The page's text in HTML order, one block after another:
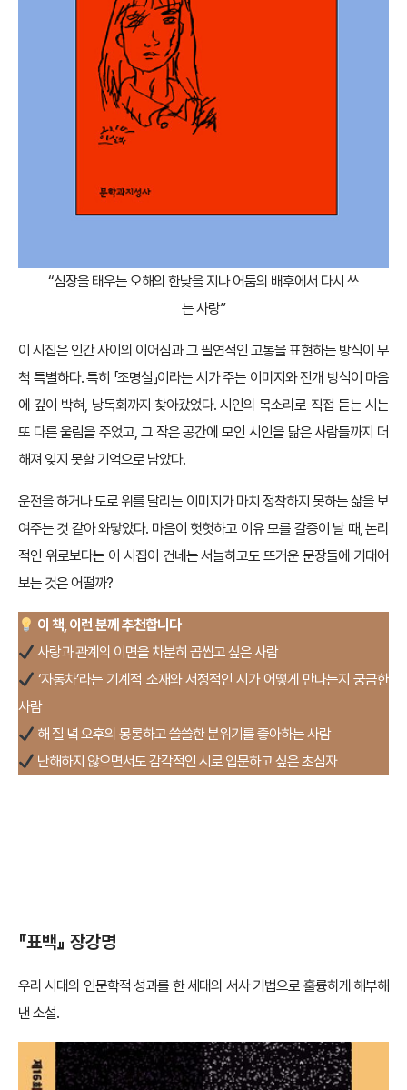
“심장을 태우는 오해의 한낮을 지나 어둠의 배후에서 다시 쓰
는 사랑”
이 시집은 인간 사이의 이어짐과 그 필연적인 고통을 표현하는 방식이 무
척 특별하다. 특히 「조명실」이라는 시가 주는 이미지와 전개 방식이 마음
에 깊이 박혀, 낭독회까지 찾아갔었다. 시인의 목소리로 직접 듣는 시는
또 다른 울림을 주었고, 그 작은 공간에 모인 시인을 닮은 사람들까지 더
해져 잊지 못할 기억으로 남았다.
운전을 하거나 도로 위를 달리는 이미지가 마치 정착하지 못하는 삶을 보
여주는 것 같아 와닿았다. 마음이 헛헛하고 이유 모를 갈증이 날 때, 논리
적인 위로보다는 이 시집이 건네는 서늘하고도 뜨거운 문장들에 기대어
보는 것은 어떨까?
이 책, 이런 분께 추천합니다
사랑과 관계의 이면을 차분히 곱씹고 싶은 사람
‘자동차’라는 기계적 소재와 서정적인 시가 어떻게 만나는지 궁금한
사람
해 질 녘 오후의 몽롱하고 쓸쓸한 분위기를 좋아하는 사람
난해하지 않으면서도 감각적인 시로 입문하고 싶은 초심자
『표백』 장강명
우리 시대의 인문학적 성과를 한 세대의 서사 기법으로 훌륭하게 해부해
낸 소설.